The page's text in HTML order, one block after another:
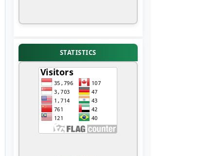
STATISTICS